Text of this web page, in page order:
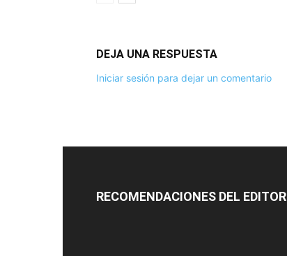
DEJA UNA RESPUESTA
Iniciar sesión para dejar un comentario
RECOMENDACIONES DEL EDITOR